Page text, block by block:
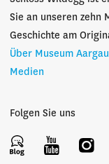
Sie an unseren zehn
Geschichte am
Über Museum Aargau
Medien
Folgen Sie uns